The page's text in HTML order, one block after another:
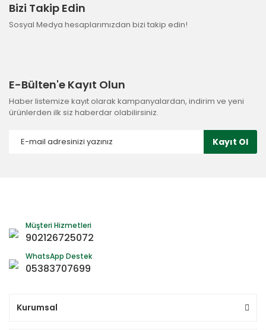
Bizi Takip Edin
Sosyal Medya hesaplarımızdan bizi takip edin!
E-Bülten'e Kayıt Olun
Haber listemize kayıt olarak kampanyalardan, indirim ve yeni
ürünlerden ilk siz haberdar olabilirsiniz.
Kayıt Ol
Müşteri Hizmetleri
902126725072
WhatsApp Destek
05383707699
Kurumsal